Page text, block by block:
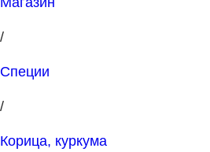
/
Специи
/
Корица, куркума